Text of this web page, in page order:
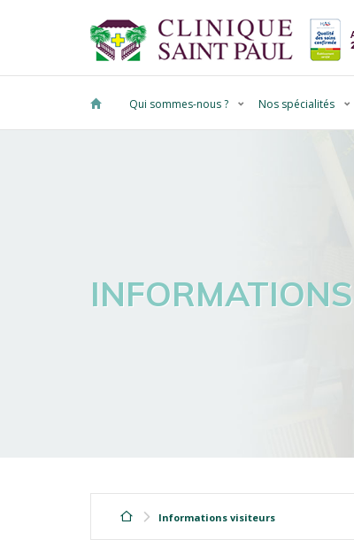
Qui sommes-nous ? Nos spécialités
Informations visiteurs